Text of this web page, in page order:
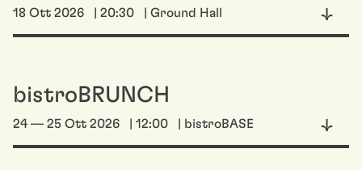
18 Ott 2026 | 20:30 | Ground Hall
bistroBRUNCH
24 — 25 Ott 2026 | 12:00 | bistroBASE